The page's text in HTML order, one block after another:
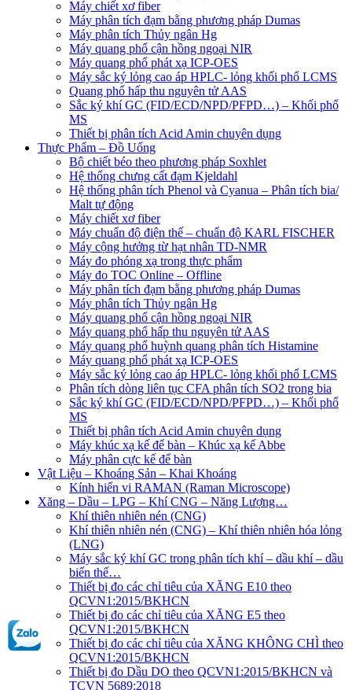
Máy chiết xơ fiber
Máy phân tích đạm bằng phương pháp Dumas
Máy phân tích Thủy ngân Hg
Máy quang phổ cận hồng ngoại NIR
Máy quang phổ phát xạ ICP-OES
Máy sắc ký lỏng cao áp HPLC- lỏng khối phổ LCMS
Quang phổ hấp thu nguyên tử AAS
Sắc ký khí GC (FID/ECD/NPD/PFPD…) – Khối phổ
MS
Thiết bị phân tích Acid Amin chuyên dụng
Thực Phẩm – Đồ Uống
Bộ chiết béo theo phương pháp Soxhlet
Hệ thống chưng cất đạm Kjeldahl
Hệ thống phân tích Phenol và Cyanua – Phân tích bia/
Malt tự động
Máy chiết xơ fiber
Máy chuẩn độ điện thế – chuẩn độ KARL FISCHER
Máy cộng hưởng từ hạt nhân TD-NMR
Máy đo phóng xạ trong thực phẩm
Máy đo TOC Online – Offline
Máy phân tích đạm bằng phương pháp Dumas
Máy phân tích Thủy ngân Hg
Máy quang phổ cận hồng ngoại NIR
Máy quang phổ hấp thu nguyên tử AAS
Máy quang phổ huỳnh quang phân tích Histamine
Máy quang phổ phát xạ ICP-OES
Máy sắc ký lỏng cao áp HPLC- lỏng khối phổ LCMS
Phân tích dòng liên tục CFA phân tích SO2 trong bia
Sắc ký khí GC (FID/ECD/NPD/PFPD…) – Khối phổ
MS
Thiết bị phân tích Acid Amin chuyên dụng
Máy khúc xạ kế để bàn – Khúc xạ kế Abbe
Máy phân cực kế để bàn
Vật Liệu – Khoáng Sản – Khai Khoáng
Kính hiển vi RAMAN (Raman Microscope)
Xăng – Dầu – LPG – Khí CNG – Năng Lượng…
Khí thiên nhiên nén (CNG)
Khí thiên nhiên nén (CNG) – Khí thiên nhiên hóa lỏng
(LNG)
Máy sắc ký khí GC trong phân tích khí – dầu khí – dầu
biến thế…
Thiết bị đo các chỉ tiêu của XĂNG E10 theo
QCVN1:2015/BKHCN
Thiết bị đo các chỉ tiêu của XĂNG E5 theo
QCVN1:2015/BKHCN
Thiết bị đo các chỉ tiêu của XĂNG KHÔNG CHÌ theo
QCVN1:2015/BKHCN
Thiết bị đo Dầu DO theo QCVN1:2015/BKHCN và
TCVN 5689:2018